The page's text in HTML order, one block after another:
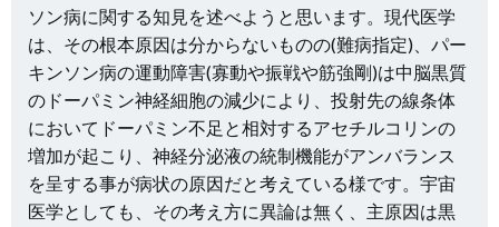
ソン病に関する知見を述べようと思います。現代医学
は、その根本原因は分からないものの(難病指定)、パー
キンソン病の運動障害(寡動や振戦や筋強剛)は中脳黒質
のドーパミン神経細胞の減少により、投射先の線条体
においてドーパミン不足と相対するアセチルコリンの
増加が起こり、神経分泌液の統制機能がアンバランス
を呈する事が病状の原因だと考えている様です。宇宙
医学としても、その考え方に異論は無く、主原因は黒